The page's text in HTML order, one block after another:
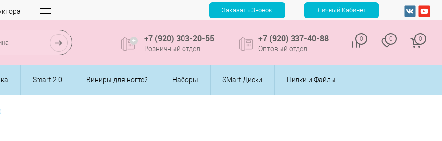
+7 (920) 303-20-55
Розничный отдел
+7 (920) 337-40-88
Оптовый отдел
0 0 0
Smart 2.0 Виниры для ногтей Наборы SMart Диски Пилки и Файлы